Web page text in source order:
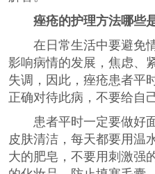
痤疮的护理方法哪些
在日常生活中要避免情
影响病情的发展，焦虑、
失调，因此，痤疮患者平
正确对待此病，不要给自
患者平时一定要做好面
皮肤清洁，每天都要用温
大的肥皂，不要用刺激强